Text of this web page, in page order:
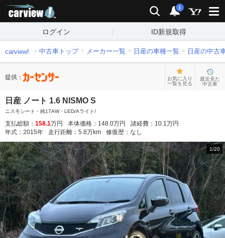
検索 通知
i
ログイン ID新規取得
carview! 中古車トップ メーカー一覧 日産の車種一覧 日産の中古
提供：
お気に入り
一覧を見る
最近見た
中古車
日産 ノート 1.6 NISMO S
ニスモシート・純17AW・LED/Aライト/
支払総額： 158.1万円 本体価格： 148.0万円 諸経費： 10.1万円
年式： 2015年 走行距離： 5.8万km 修復歴： なし
1/20